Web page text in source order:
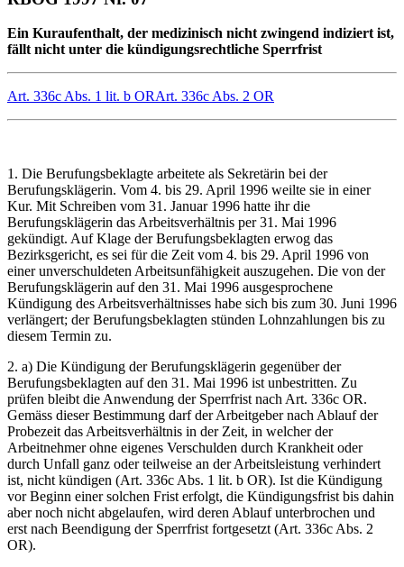
Ein Kuraufenthalt, der medizinisch nicht zwingend indiziert ist,
fällt nicht unter die kündigungsrechtliche Sperrfrist
Art. 336c Abs. 1 lit. b ORArt. 336c Abs. 2 OR
1. Die Berufungsbeklagte arbeitete als Sekretärin bei der
Berufungsklägerin. Vom 4. bis 29. April 1996 weilte sie in einer
Kur. Mit Schreiben vom 31. Januar 1996 hatte ihr die
Berufungsklägerin das Arbeitsverhältnis per 31. Mai 1996
gekündigt. Auf Klage der Berufungsbeklagten erwog das
Bezirksgericht, es sei für die Zeit vom 4. bis 29. April 1996 von
einer unverschuldeten Arbeitsunfähigkeit auszugehen. Die von der
Berufungsklägerin auf den 31. Mai 1996 ausgesprochene
Kündigung des Arbeitsverhältnisses habe sich bis zum 30. Juni 1996
verlängert; der Berufungsbeklagten stünden Lohnzahlungen bis zu
diesem Termin zu.
2. a) Die Kündigung der Berufungsklägerin gegenüber der
Berufungsbeklagten auf den 31. Mai 1996 ist unbestritten. Zu
prüfen bleibt die Anwendung der Sperrfrist nach Art. 336c OR.
Gemäss dieser Bestimmung darf der Arbeitgeber nach Ablauf der
Probezeit das Arbeitsverhältnis in der Zeit, in welcher der
Arbeitnehmer ohne eigenes Verschulden durch Krankheit oder
durch Unfall ganz oder teilweise an der Arbeitsleistung verhindert
ist, nicht kündigen (Art. 336c Abs. 1 lit. b OR). Ist die Kündigung
vor Beginn einer solchen Frist erfolgt, die Kündigungsfrist bis dahin
aber noch nicht abgelaufen, wird deren Ablauf unterbrochen und
erst nach Beendigung der Sperrfrist fortgesetzt (Art. 336c Abs. 2
OR).